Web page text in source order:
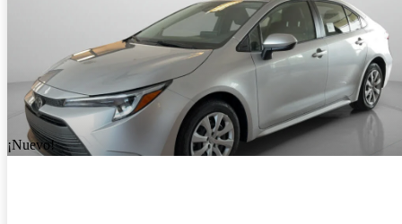
¡Nuevo!